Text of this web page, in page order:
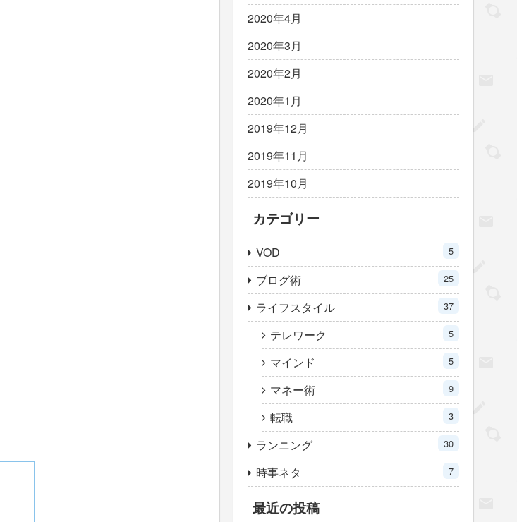
2020年4月
2020年3月
2020年2月
2020年1月
2019年12月
2019年11月
2019年10月
カテゴリー
VOD 5
ブログ術 25
ライフスタイル 37
テレワーク 5
マインド 5
マネー術 9
転職 3
ランニング 30
時事ネタ 7
最近の投稿